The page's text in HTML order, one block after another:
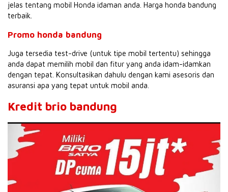
jelas tentang mobil Honda idaman anda. Harga honda bandung
terbaik.
Promo honda bandung
Juga tersedia test-drive (untuk tipe mobil tertentu) sehingga
anda dapat memilih mobil dan fitur yang anda idam-idamkan
dengan tepat. Konsultasikan dahulu dengan kami asesoris dan
asuransi apa yang tepat untuk mobil anda.
Kredit brio bandung